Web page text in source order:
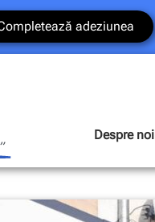
adeziunea
Despre noi